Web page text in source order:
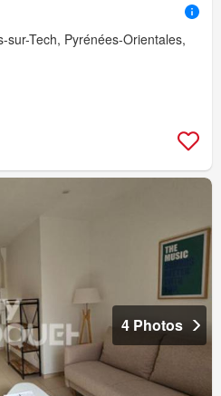
sur-Tech, Pyrénées-Orientales,
4 Photos